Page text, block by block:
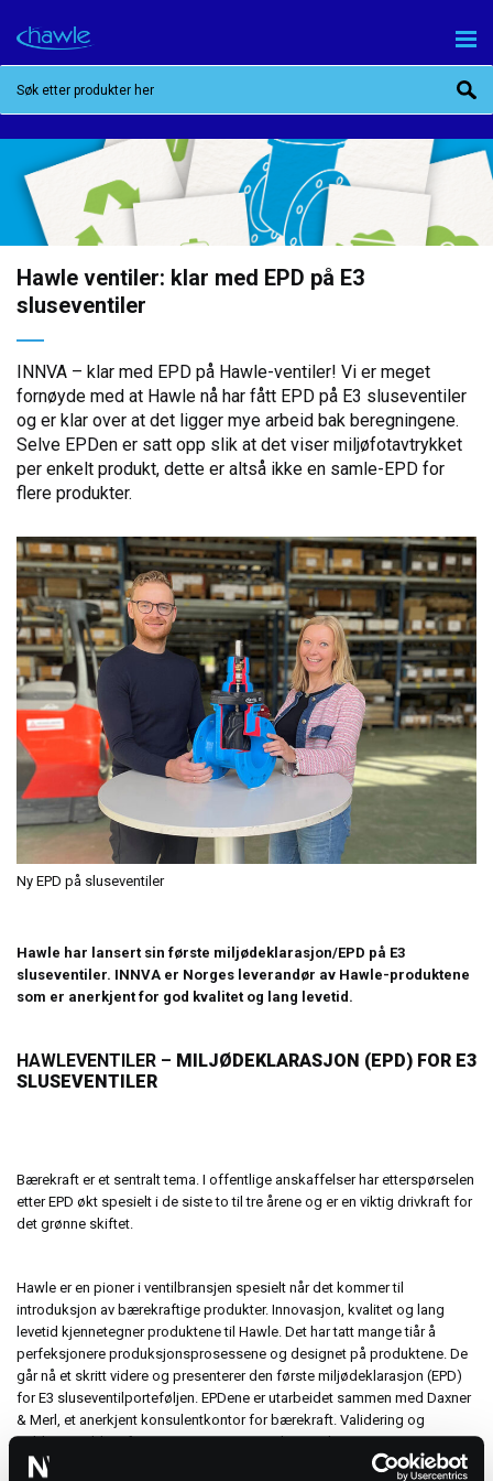
Hawle ventiler: klar med EPD på E3
sluseventiler
INNVA – klar med EPD på Hawle-ventiler! Vi er meget
fornøyde med at Hawle nå har fått EPD på E3 sluseventiler
og er klar over at det ligger mye arbeid bak beregningene.
Selve EPDen er satt opp slik at det viser miljøfotavtrykket
per enkelt produkt, dette er altså ikke en samle-EPD for
flere produkter.
Ny EPD på sluseventiler
Hawle har lansert sin første miljødeklarasjon/EPD på E3
sluseventiler. INNVA er Norges leverandør av Hawle-produktene
som er anerkjent for god kvalitet og lang levetid.
HAWLEVENTILER – MILJØDEKLARASJON (EPD) FOR E3
SLUSEVENTILER
Bærekraft er et sentralt tema. I offentlige anskaffelser har etterspørselen
etter EPD økt spesielt i de siste to til tre årene og er en viktig drivkraft for
det grønne skiftet.
Hawle er en pioner i ventilbransjen spesielt når det kommer til
introduksjon av bærekraftige produkter. Innovasjon, kvalitet og lang
levetid kjennetegner produktene til Hawle. Det har tatt mange tiår å
perfeksjonere produksjonsprosessene og designet på produktene. De
går nå et skritt videre og presenterer den første miljødeklarasjon (EPD)
for E3 sluseventilporteføljen. EPDene er utarbeidet sammen med Daxner
& Merl, et anerkjent konsulentkontor for bærekraft. Validering og
publisering ble utført av Institut Bauen und Umwelt.